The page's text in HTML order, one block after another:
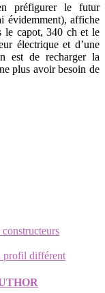
préfigurer le futur
évidemment), affiche
le capot, 340 ch et le
électrique et d’une
est de recharger la
plus avoir besoin de
profil différent